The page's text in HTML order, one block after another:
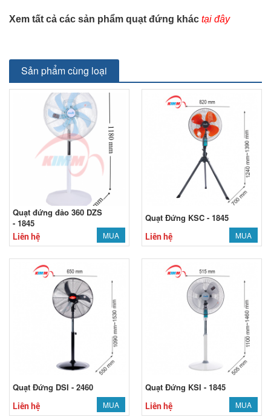
Xem tất cả các sản phẩm quạt đứng khác tại đây
Sản phẩm cùng loại
Quạt đứng đảo 360 DZS
- 1845
Liên hệ MUA
Quạt Đứng KSC - 1845
Liên hệ MUA
Quạt Đứng DSI - 2460
Liên hệ MUA
Quạt Đứng KSI - 1845
Liên hệ MUA